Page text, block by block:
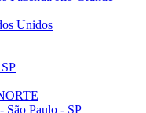
Unidos
São Paulo - SP